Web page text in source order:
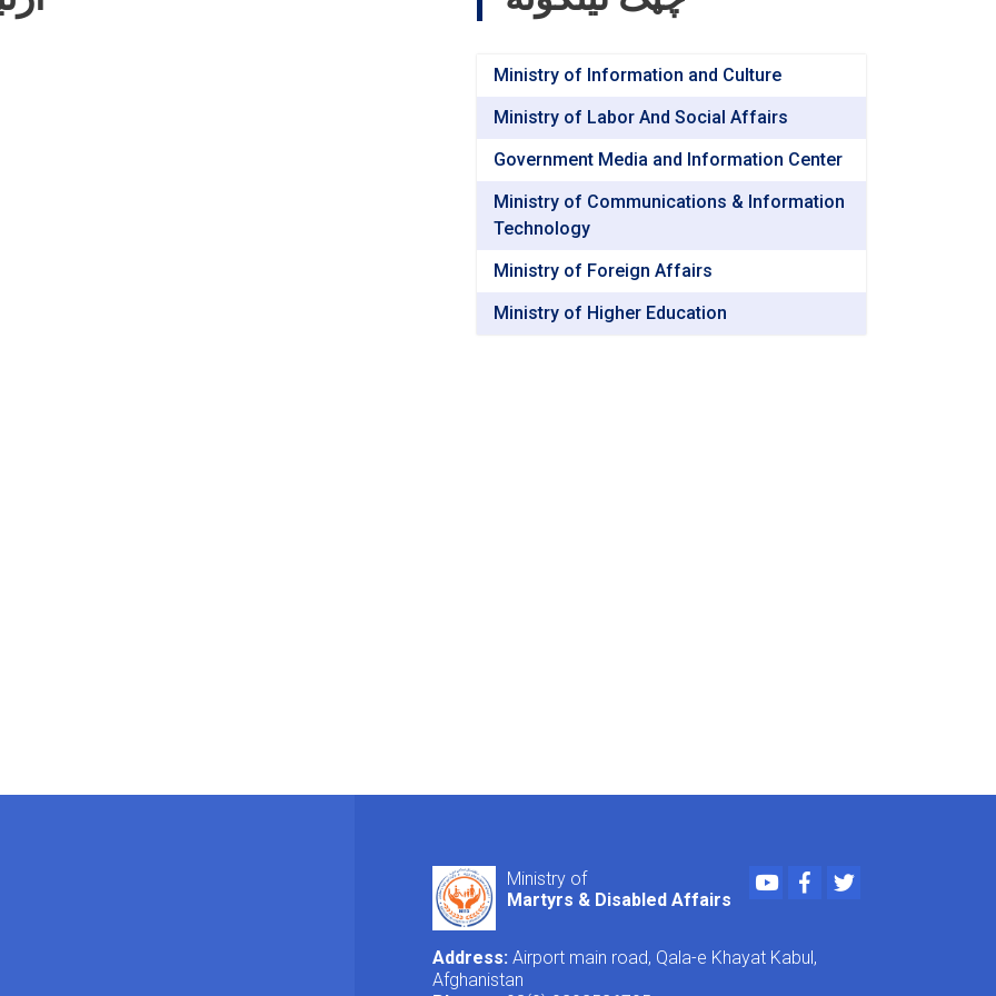
Ministry of Information and Culture
Ministry of Labor And Social Affairs
Government Media and Information Center
Ministry of Communications & Information
Technology
Ministry of Foreign Affairs
Ministry of Higher Education
Ministry of
Martyrs & Disabled Affairs
YoutubeFacebook
Twitter
Address: Airport main road, Qala-e Khayat Kabul,
Afghanistan